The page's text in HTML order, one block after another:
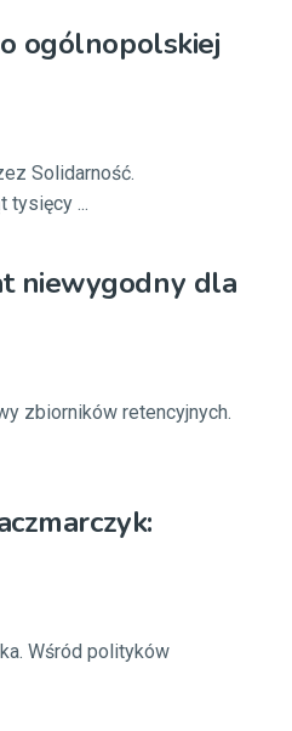
o ogólnopolskiej
Solidarność.
tysięcy ...
niewygodny dla
zbiorników retencyjnych.
Wśród polityków